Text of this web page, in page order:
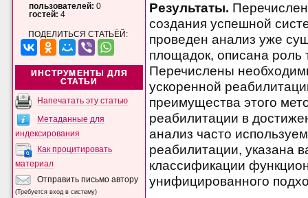
пользователей: 0
гостей: 4
ПОДЕЛИТЬСЯ СТАТЬЁЙ:
ИНСТРУМЕНТЫ ДЛЯ
СТАТЬИ
Напечатать эту статью
Метаданные для
индексирования
Как процитировать
материал
Отправить письмо автору
(Требуется вход в систему)
Результаты.
создания успешной
проведен анализ уже
площадок, описана
Перечислены
ускоренной
преимущества этого
реабилитации в
анализ часто
реабилитации, указана
классификации
унифицированного